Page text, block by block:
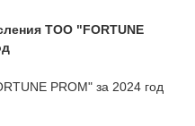
ТОО "FORTUNE
PROM" за 2024 год